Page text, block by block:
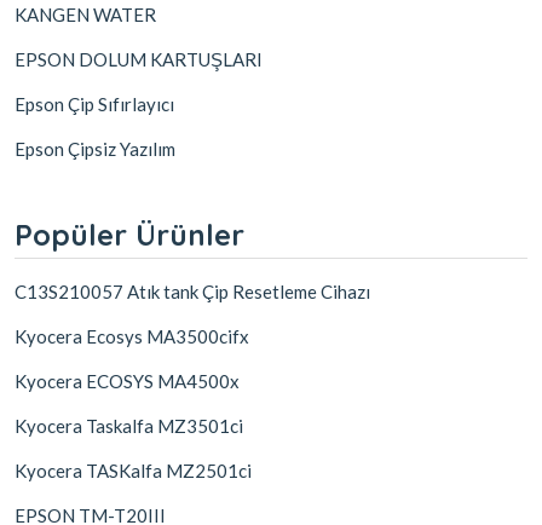
KANGEN WATER
EPSON DOLUM KARTUŞLARI
Epson Çip Sıfırlayıcı
Epson Çipsiz Yazılım
Popüler Ürünler
C13S210057 Atık tank Çip Resetleme Cihazı
Kyocera Ecosys MA3500cifx
Kyocera ECOSYS MA4500x
Kyocera Taskalfa MZ3501ci
Kyocera TASKalfa MZ2501ci
EPSON TM-T20III